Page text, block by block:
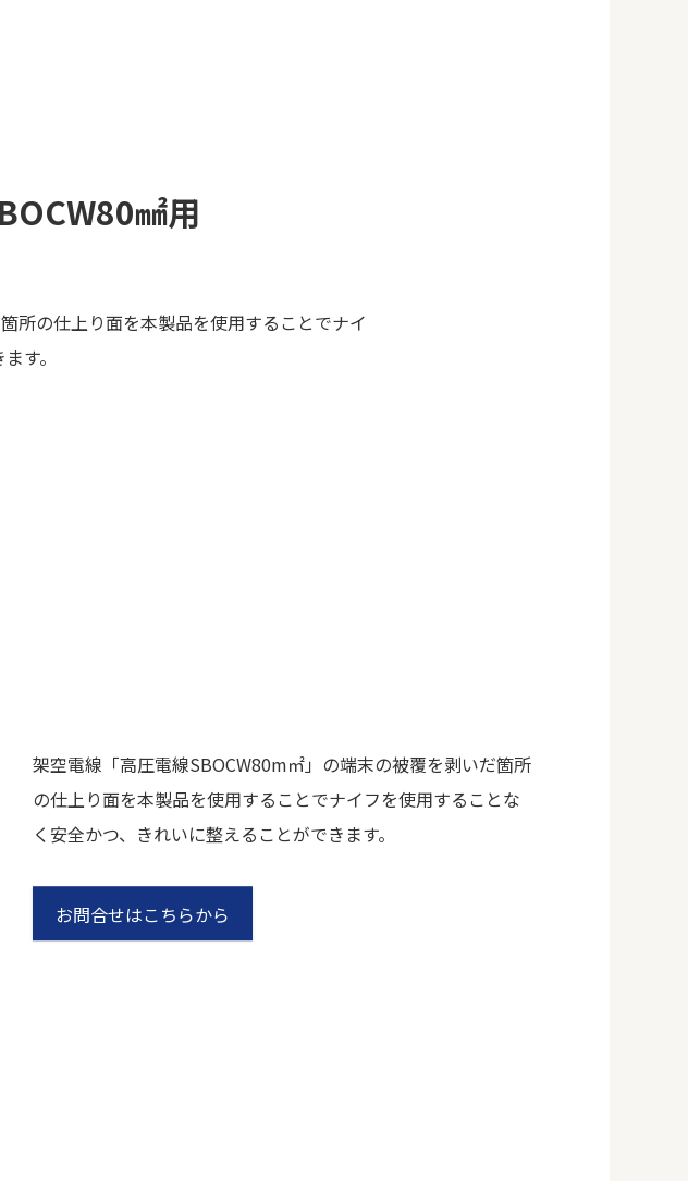
㎟用
所の仕上り面を本製品を使用することでナイ
す。
架空電線「高圧電線SBOCW80m㎡」の端末の被覆を剥いだ箇所
の仕上り面を本製品を使用することでナイフを使用することな
く安全かつ、きれいに整えることができます。
お問合せはこちらから